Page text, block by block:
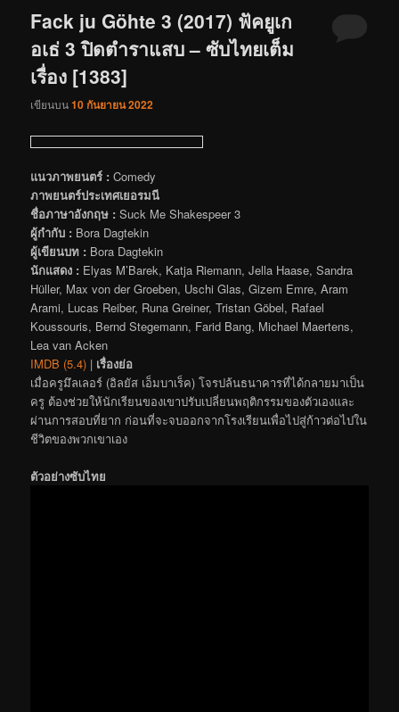
Fack ju Göhte 3 (2017) ฟัคยูเก
อเธ่ 3 ปิดตำราแสบ – ซับไทยเต็ม
เรื่อง [1383]
เขียนบน10 กันยายน 2022
แนวภาพยนตร์ : Comedy
ภาพยนตร์ประเทศเยอรมนี
ชื่อภาษาอังกฤษ : Suck Me Shakespeer 3
ผู้กำกับ : Bora Dagtekin
ผู้เขียนบท : Bora Dagtekin
นักแสดง : Elyas M’Barek, Katja Riemann, Jella Haase, Sandra
Hüller, Max von der Groeben, Uschi Glas, Gizem Emre, Aram
Arami, Lucas Reiber, Runa Greiner, Tristan Göbel, Rafael
Koussouris, Bernd Stegemann, Farid Bang, Michael Maertens,
Lea van Acken
IMDB (5.4) | เรื่องย่อ
เมื่อครูมึลเลอร์ (อิลยัส เอ็มบาเร็ค) โจรปล้นธนาคารที่ได้กลายมาเป็น
ครู ต้องช่วยให้นักเรียนของเขาปรับเปลี่ยนพฤติกรรมของตัวเองและ
ผ่านการสอบที่ยาก ก่อนที่จะจบออกจากโรงเรียนเพื่อไปสู่ก้าวต่อไปใน
ชีวิตของพวกเขาเอง
ตัวอย่างซับไทย